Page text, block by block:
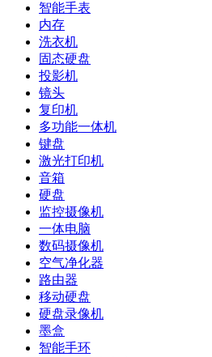
智能手表
内存
洗衣机
固态硬盘
投影机
镜头
复印机
多功能一体机
键盘
激光打印机
音箱
硬盘
监控摄像机
一体电脑
数码摄像机
空气净化器
路由器
移动硬盘
硬盘录像机
墨盒
智能手环